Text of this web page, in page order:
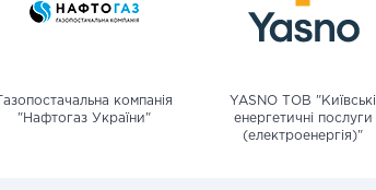
Газопостачальна компанія
"Нафтогаз України"
YASNO ТОВ "Київські
енергетичні послуги
(електроенергія)"